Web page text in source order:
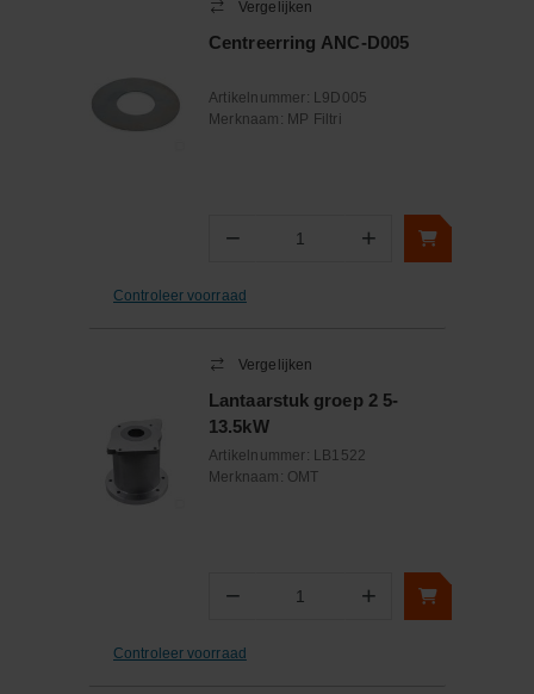
Vergelijken
Centreerring ANC-D005
Artikelnummer: L9D005
Merknaam: MP Filtri
− Aantal +
Controleer voorraad
Vergelijken
Lantaarstuk groep 2 5-
13.5kW
Artikelnummer: LB1522
Merknaam: OMT
− Aantal +
Controleer voorraad